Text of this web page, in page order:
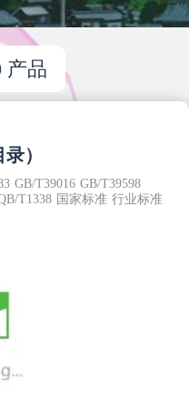
产品
）
GB/T39016 GB/T39598
T1338 国家标准 行业标准